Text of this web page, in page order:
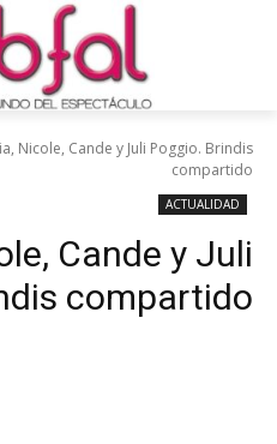
Nicole, Cande y Juli Poggio. Brindis
compartido
ACTUALIDAD
Cande y Juli
compartido